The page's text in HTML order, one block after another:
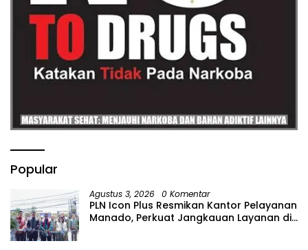
Popular
Agustus 3, 2026 0 Komentar
PLN Icon Plus Resmikan Kantor Pelayanan
Manado, Perkuat Jangkauan Layanan di